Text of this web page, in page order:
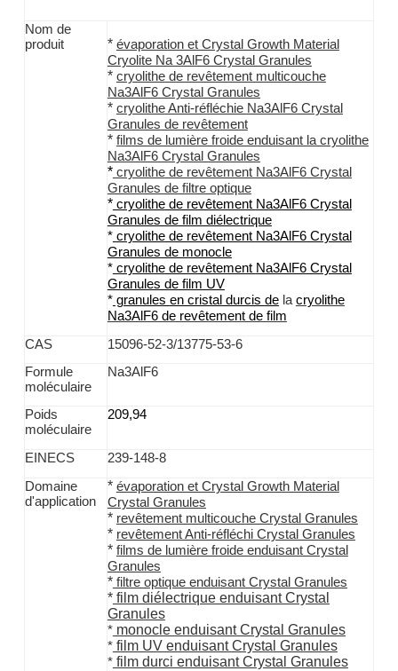
Nom de
produit
* évaporation et Crystal Growth Material
Cryolite Na 3AlF6 Crystal Granules
* cryolithede revêtement multicouche
Na3AlF6Crystal Granules
* cryolitheAnti-réfléchie Na3AlF6Crystal
Granules de revêtement
* films de lumière froide enduisant la cryolithe
Na3AlF6Crystal Granules
* cryolithede revêtement Na3AlF6Crystal
Granules defiltreoptique
* cryolithede revêtement Na3AlF6Crystal
Granules defilm diélectrique
* cryolithede revêtement Na3AlF6Crystal
Granules de monocle
* cryolithede revêtement Na3AlF6Crystal
Granules defilm UV
*granules en cristal durcis dela cryolithe
Na3AlF6derevêtement de film
CAS
15096-52-3/13775-53-6
Formule
moléculaire
Na3AlF6
Poids
moléculaire
209,94
EINECS
239-148-8
Domaine
d'application
* évaporation et Crystal Growth Material
Crystal Granules
* revêtement multicouche Crystal Granules
* revêtement Anti-réfléchi Crystal Granules
* films de lumière froide enduisant Crystal
Granules
*filtre optique enduisant Crystal Granules
*film diélectrique enduisant Crystal
Granules
*monocle enduisant Crystal Granules
*film UV enduisant Crystal Granules
*film durci enduisant Crystal Granules